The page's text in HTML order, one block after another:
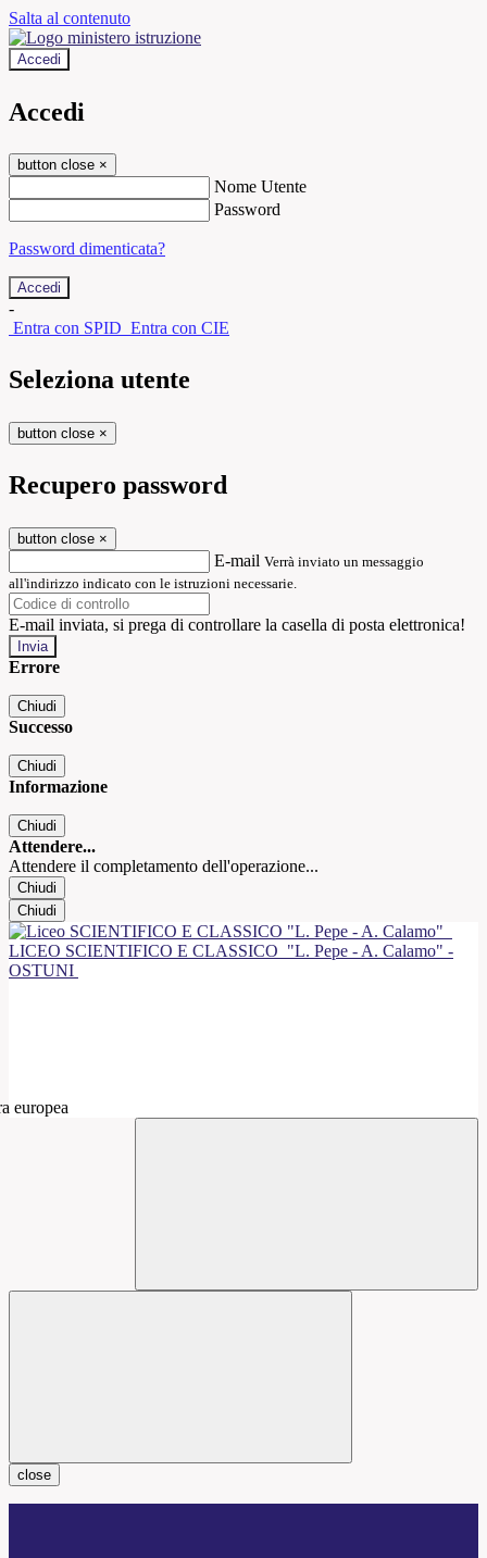
Salta al contenuto
Accedi
Accedi
button close ×
Nome Utente
Password
Password dimenticata?
-
Entra con SPID Entra con CIE
Seleziona utente
button close ×
Recupero password
button close ×
E-mail Verrà inviato un messaggio
all'indirizzo indicato con le istruzioni necessarie.
E-mail inviata, si prega di controllare la casella di posta elettronica!
Errore
Chiudi
Successo
Chiudi
Informazione
Chiudi
Attendere...
Attendere il completamento dell'operazione...
Chiudi
Chiudi
LICEO SCIENTIFICO E CLASSICO "L. Pepe - A. Calamo" -
OSTUNI
close